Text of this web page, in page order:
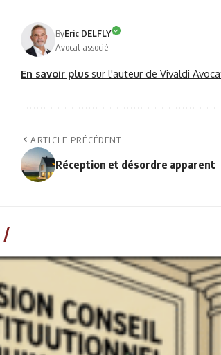
ByEric DELFLY
Avocat associé
En savoir plus sur l'auteur de Vivaldi
ARTICLE PRÉCÉDENT
Réception et désordre apparent